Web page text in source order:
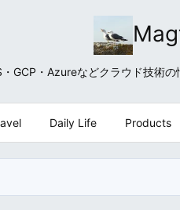
・GCP・Azureなどクラウド技術
Daily Life Products